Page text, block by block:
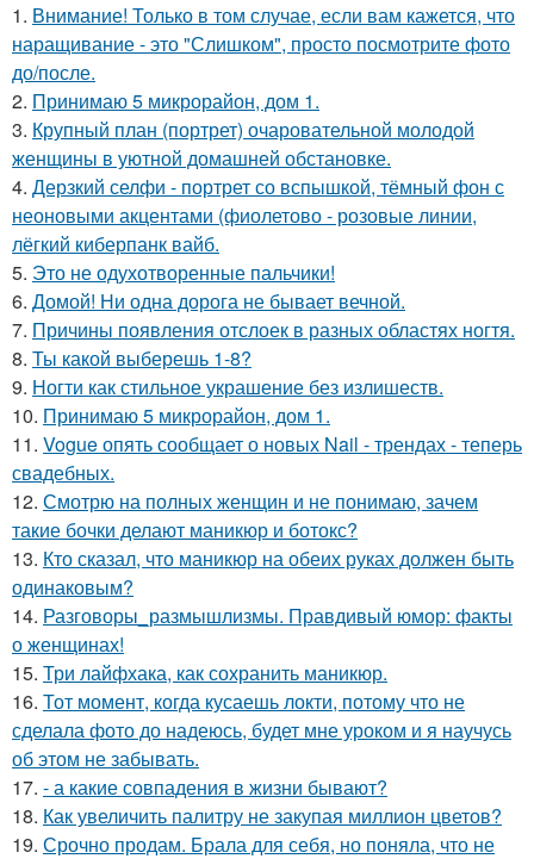
1. Внимание! Только в том случае, если вам кажется, что
наращивание - это "Слишком", просто посмотрите фото
до/после.
2. Принимаю 5 микрорайон, дом 1.
3. Крупный план (портрет) очаровательной молодой
женщины в уютной домашней обстановке.
4. Дерзкий селфи - портрет со вспышкой, тёмный фон с
неоновыми акцентами (фиолетово - розовые линии,
лёгкий киберпанк вайб.
5. Это не одухотворенные пальчики!
6. Домой! Ни одна дорога не бывает вечной.
7. Причины появления отслоек в разных областях ногтя.
8. Ты какой выберешь 1-8?
9. Ногти как стильное украшение без излишеств.
10. Принимаю 5 микрорайон, дом 1.
11. Vogue опять сообщает о новых Nail - трендах - теперь
свадебных.
12. Смотрю на полных женщин и не понимаю, зачем
такие бочки делают маникюр и ботокс?
13. Кто сказал, что маникюр на обеих руках должен быть
одинаковым?
14. Разговоры_размышлизмы. Правдивый юмор: факты
о женщинах!
15. Три лайфхака, как сохранить маникюр.
16. Тот момент, когда кусаешь локти, потому что не
сделала фото до надеюсь, будет мне уроком и я научусь
об этом не забывать.
17. - а какие совпадения в жизни бывают?
18. Как увеличить палитру не закупая миллион цветов?
19. Срочно продам. Брала для себя, но поняла, что не